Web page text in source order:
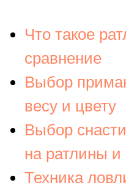
Что такое
сравнение
Выбор
весу и цвету
Выбор
на ратлины
Техника